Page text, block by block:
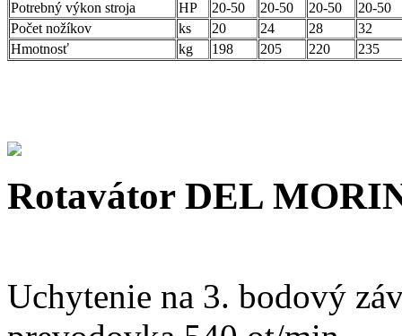
Potrebný výkon stroja
HP 20-50 20-50 20-50
20-50
Počet nožíkov
ks 20 24 28
32
Hmotnosť
kg 198 205 220 235
Rotavátor DEL
Uchytenie na 3. bodový